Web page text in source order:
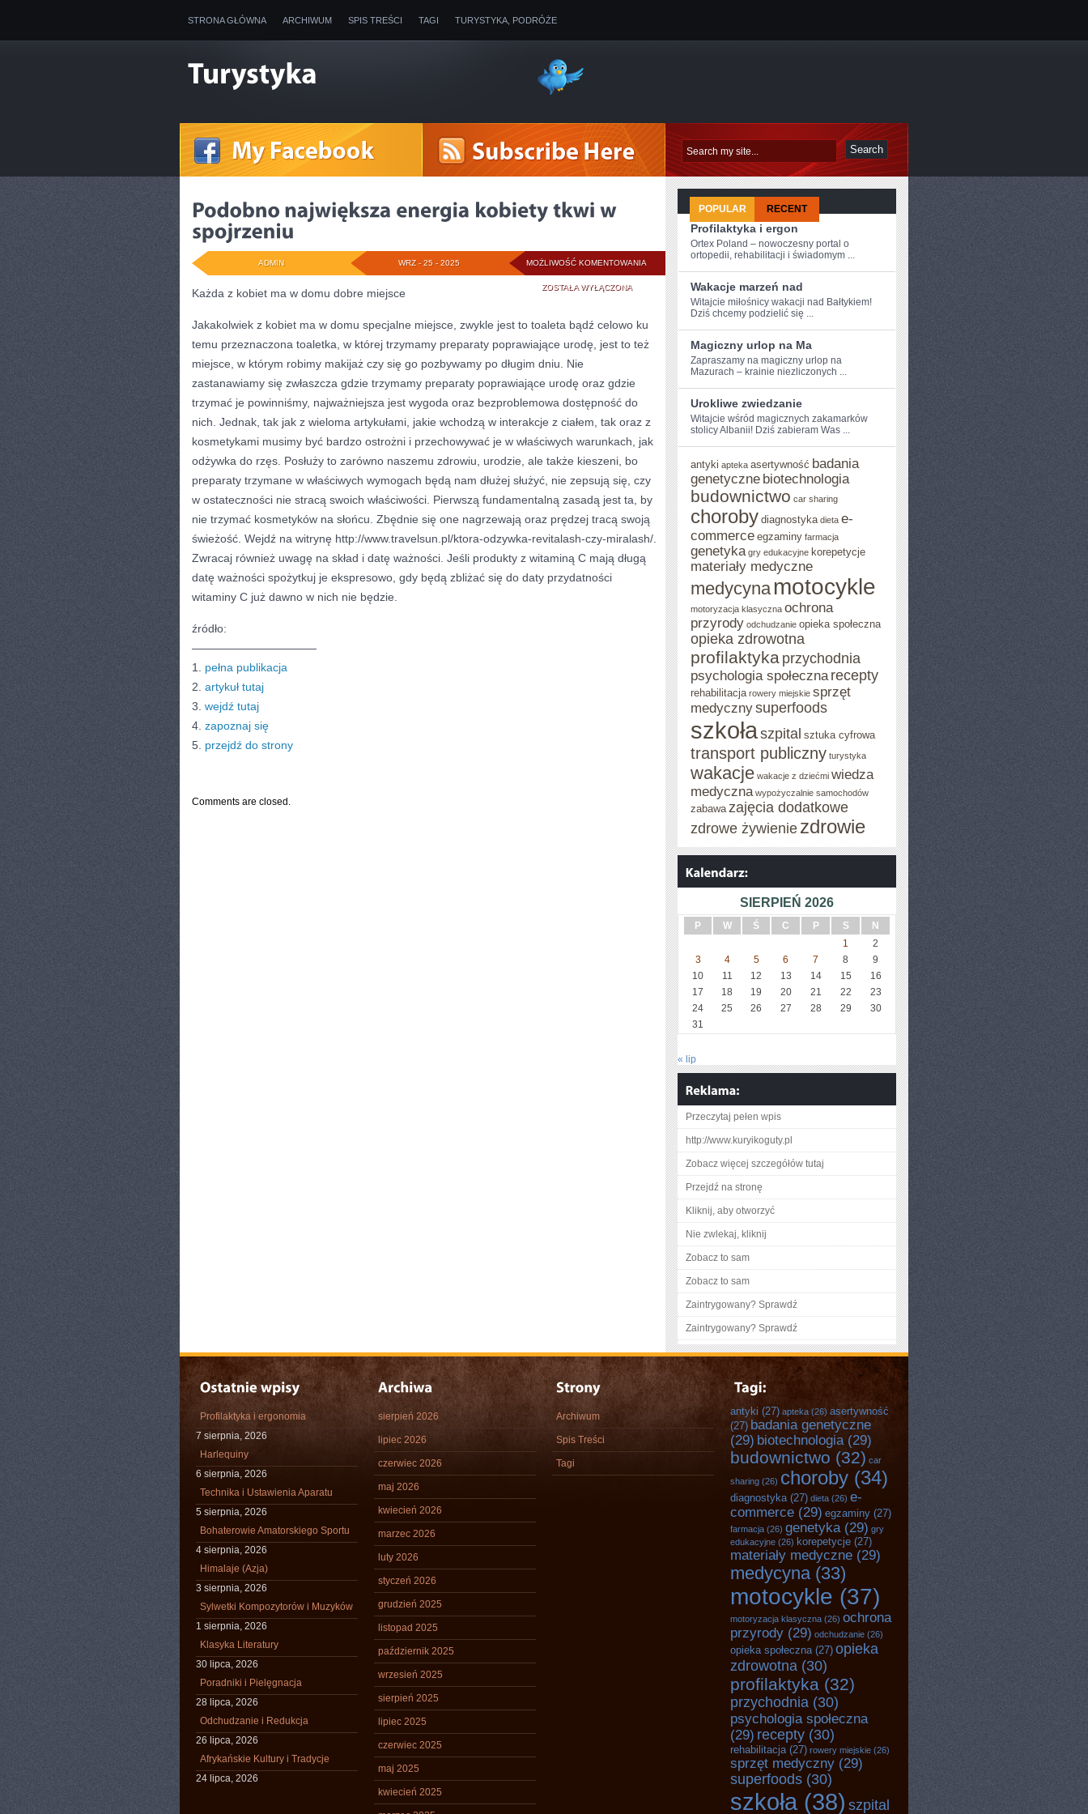
STRONA GŁÓWNA ARCHIWUM SPIS TREŚCI TAGI TURYSTYKA, PODRÓŻE
MOŻLIWOŚĆ KOMENTOWANIA PODOBNO
NAJWIĘKSZA
ENERGIA
KOBIETY
TKWI
SPOJRZENIU
ZOSTAŁA WYŁĄCZONA
WRZ - 25 - 2025
ADMIN
Każda z kobiet ma w domu dobre miejsce
Jakakolwiek z kobiet ma w domu specjalne miejsce, zwykle jest to toaleta bądź celowo ku
temu przeznaczona toaletka, w której trzymamy preparaty poprawiające urodę, jest to też
miejsce, w którym robimy makijaż czy się go pozbywamy po długim dniu. Nie
zastanawiamy się zwłaszcza gdzie trzymamy preparaty poprawiające urodę oraz gdzie
trzymać je powinniśmy, najważniejsza jest wygoda oraz bezproblemowa dostępność do
nich. Jednak, tak jak z wieloma artykułami, jakie wchodzą w interakcje z ciałem, tak oraz z
kosmetykami musimy być bardzo ostrożni i przechowywać je w właściwych warunkach, jak
odżywka do rzęs. Posłuży to zarówno naszemu zdrowiu, urodzie, ale także kieszeni, bo
preparaty trzymane w właściwych wymogach będą nam dłużej służyć, nie zepsują się, czy
w ostateczności nie stracą swoich właściwości. Pierwszą fundamentalną zasadą jest ta, by
nie trzymać kosmetyków na słońcu. Zbędnie się one nagrzewają oraz prędzej tracą swoją
świeżość. Wejdź na witrynę http://www.travelsun.pl/ktora-odzywka-revitalash-czy-miralash/.
Zwracaj również uwagę na skład i datę ważności. Jeśli produkty z witaminą C mają długą
datę ważności spożytkuj je ekspresowo, gdy będą zbliżać się do daty przydatności
witaminy C już dawno w nich nie będzie.
źródło:
———————————
1. pełna publikacja
2. artykuł tutaj
3. wejdź tutaj
4. zapoznaj się
5. przejdź do strony
Comments are closed.
POPULAR RECENT
Profilaktyka i ergon
Ortex Poland – nowoczesny portal o
ortopedii, rehabilitacji i świadomym ...
Wakacje marzeń nad
Witajcie ⁣miłośnicy wakacji nad Bałtykiem!
Dziś chcemy podzielić się ...
Magiczny urlop na Ma
Zapraszamy na magiczny⁣ urlop na
Mazurach –⁤ krainie⁣ niezliczonych ...
Urokliwe zwiedzanie
Witajcie wśród magicznych zakamarków
stolicy‌ Albanii! Dziś ​zabieram Was ...
antyki apteka asertywność badania
genetyczne biotechnologia
budownictwo car sharing
choroby diagnostyka dieta e-
commerce egzaminy farmacja
genetyka gry edukacyjne korepetycje
materiały medyczne
medycyna motocykle
motoryzacja klasyczna ochrona
przyrody odchudzanie opieka społeczna
opieka zdrowotna
profilaktyka przychodnia
psychologia społeczna recepty
rehabilitacja rowery miejskie sprzęt
medycznysuperfoods
szkołaszpital sztuka cyfrowa
transport publiczny turystyka
wakacje wakacje z dziećmi wiedza
medyczna wypożyczalnie samochodów
zabawa zajęcia dodatkowe
zdrowe żywienie zdrowie
SIERPIEŃ 2026
P W Ś C P S
N
1
2
3
4 5 6 7 8
9
10
11 12 13 14 15
16
17
18 19 20 21 22
23
24
25 26 27 28 29
30
31
« lip
Przeczytaj pełen wpis
http://www.kuryikoguty.pl
Zobacz więcej szczegółów tutaj
Przejdź na stronę
Kliknij, aby otworzyć
Nie zwlekaj, kliknij
Zobacz to sam
Zobacz to sam
Zaintrygowany? Sprawdź
Zaintrygowany? Sprawdź
Profilaktyka i ergonomia
7 sierpnia, 2026
Harlequiny
6 sierpnia, 2026
Technika i Ustawienia Aparatu
5 sierpnia, 2026
Bohaterowie Amatorskiego Sportu
4 sierpnia, 2026
Himalaje (Azja)
3 sierpnia, 2026
Sylwetki Kompozytorów i Muzyków
1 sierpnia, 2026
Klasyka Literatury
30 lipca, 2026
Poradniki i Pielęgnacja
28 lipca, 2026
Odchudzanie i Redukcja
26 lipca, 2026
Afrykańskie Kultury i Tradycje
24 lipca, 2026
sierpień 2026
lipiec 2026
czerwiec 2026
maj 2026
kwiecień 2026
marzec 2026
luty 2026
styczeń 2026
grudzień 2025
listopad 2025
październik 2025
wrzesień 2025
sierpień 2025
lipiec 2025
czerwiec 2025
maj 2025
kwiecień 2025
Archiwum
Spis Treści
Tagi
antyki (27) apteka (26) asertywność
(27) badania genetyczne
(29) biotechnologia (29)
budownictwo (32) car
sharing (26) choroby (34)
diagnostyka(27) dieta (26) e-
commerce (29) egzaminy (27)
farmacja (26) genetyka (29) gry
edukacyjne (26) korepetycje (27)
materiały medyczne (29)
medycyna(33)
motocykle (37)
motoryzacja klasyczna (26) ochrona
przyrody (29) odchudzanie (26)
opieka społeczna(27) opieka
zdrowotna (30)
profilaktyka (32)
przychodnia (30)
psychologia społeczna
(29) recepty (30)
rehabilitacja(27) rowery miejskie (26)
sprzęt medyczny (29)
superfoods (30)
szkoła (38) szpital